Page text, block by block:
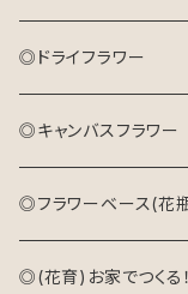
キャンバスフラワー
◎ドライフラワー
◎キャンバスフラワー
◎フラワーベース(花
◎(花育)お家でつくる